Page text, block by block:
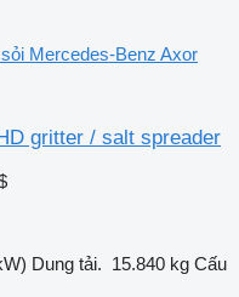
Mercedes-Benz Axor
gritter / salt spreader
Dung tải. 15.840 kg Cấu